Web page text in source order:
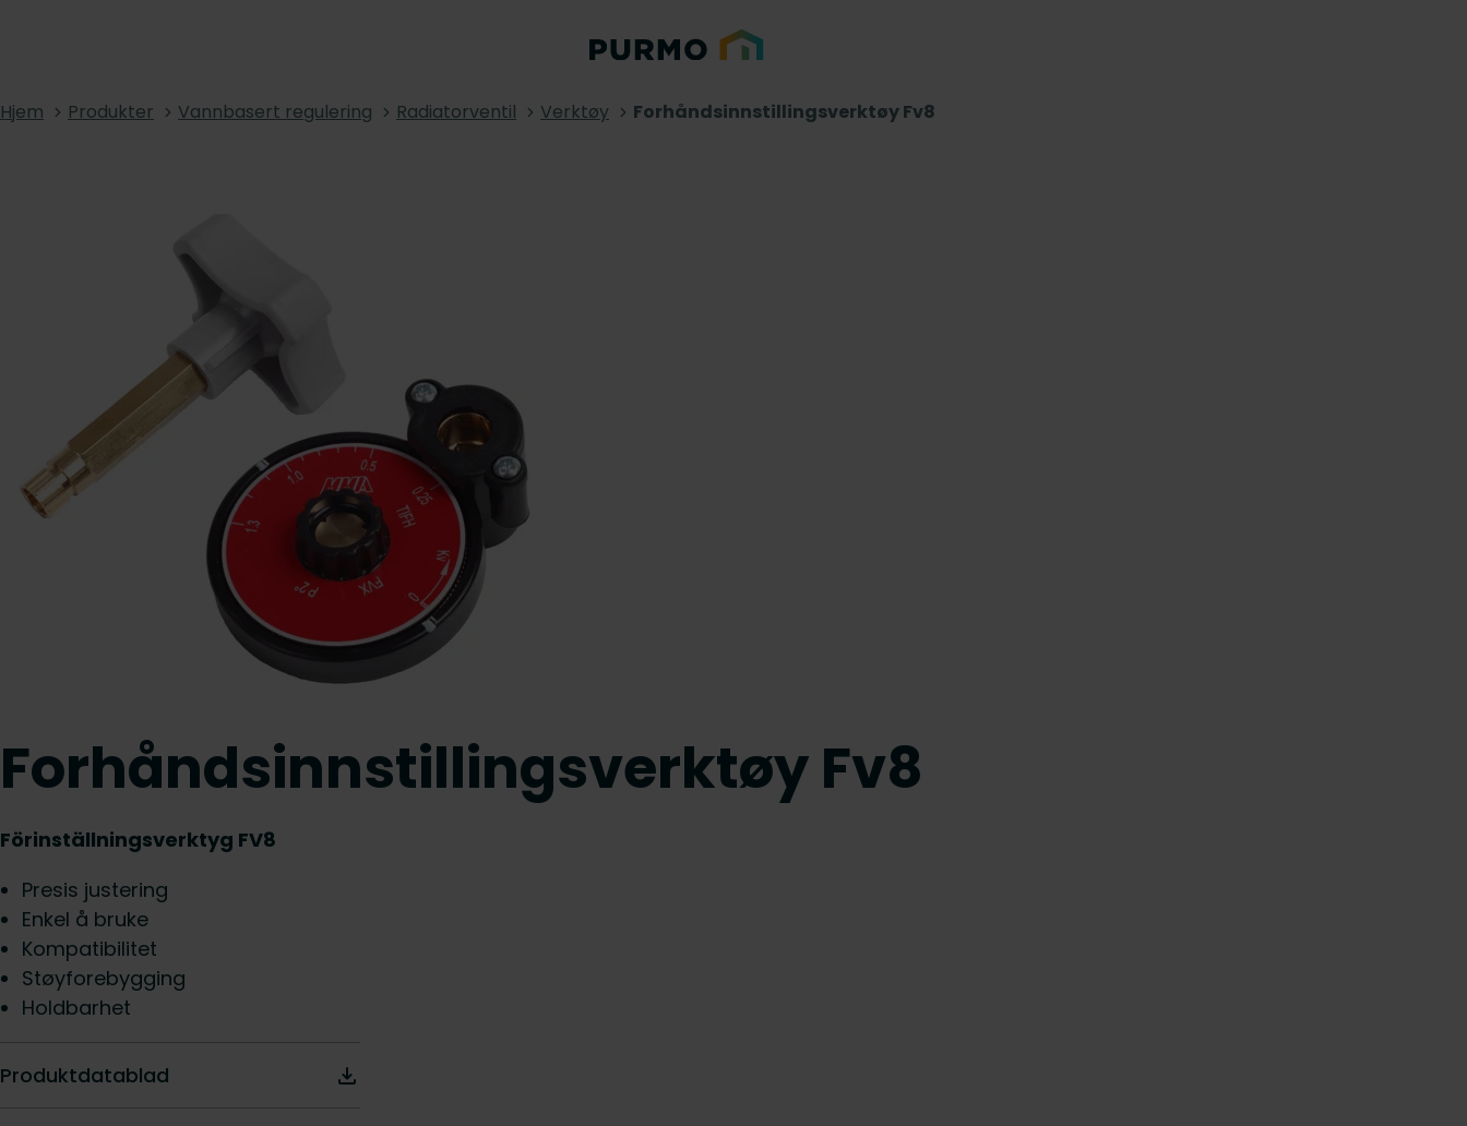
Hjem Produkter Vannbasert regulering Radiatorventil Verktøy Forhåndsinnstillingsverktøy Fv8
Forhåndsinnstillingsverktøy Fv8
Förinställningsverktyg FV8
Presis justering
Enkel å bruke
Kompatibilitet
Støyforebygging
Holdbarhet
Produktdatablad